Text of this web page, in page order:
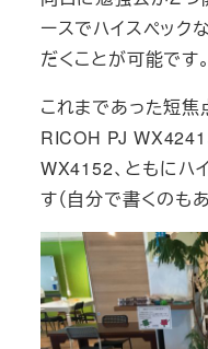
ースでハイスペック
だくことが可能です。
これまであった短焦
RICOH PJ WX4241
WX4152、ともにハ
す（自分で書くのもあ